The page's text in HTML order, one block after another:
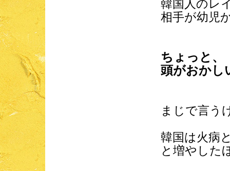
韓国人のレ
相手が幼児
ちょっと、
頭がおかし
まじで言う
韓国は火病
と増やした